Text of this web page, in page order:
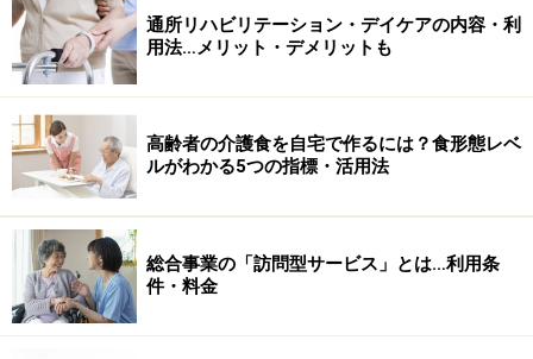
最大5年前までさかのぼって申請できる
障害者控除の控除額は下記の通りです。要介護者本人ま
たは扶養家族が確定申告を行う際に、控除を受けること
ができます。家族のなかで一番多くの所得がある人が確
定申告を行う際、忘れずに控除を受けるようにしましょ
う。
障害者…………1人につき27万円
通所リハビリテーション・デイケアの内容・利
用法…メリット・デメリットも
高齢者の介護食を自宅で作るには？食形態レベ
ルがわかる5つの指標・活用法
総合事業の「訪問型サービス」とは…利用条
件・料金